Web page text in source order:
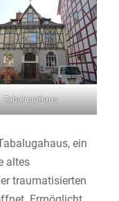
Tabalugahaus
ein
altes
traumatisierten